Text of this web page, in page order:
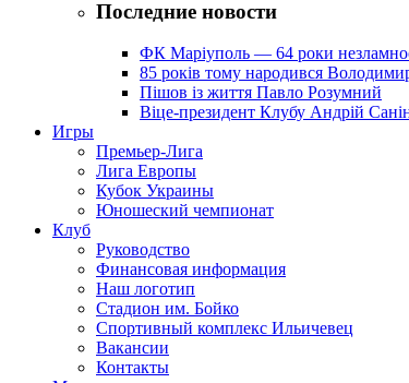
Последние новости
ФК Маріуполь — 64 роки
85 років тому народився
Пішов із життя Павло Розумний
Віце-президент Клубу Андрій
Игры
Премьер-Лига
Лига Европы
Кубок Украины
Юношеский чемпионат
Клуб
Руководство
Финансовая информация
Наш логотип
Стадион им. Бойко
Спортивный комплекс Ильичевец
Вакансии
Контакты